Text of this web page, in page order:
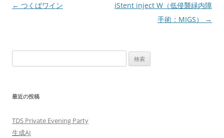
投
ン
← つくばワイン
iStent inject W（低侵襲緑内障
手術：MIGS）
→
索:
最近の投稿
TDS Private Evening Party
生成AI